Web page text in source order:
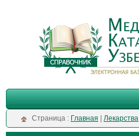
Cтраница : Главная Лекарства